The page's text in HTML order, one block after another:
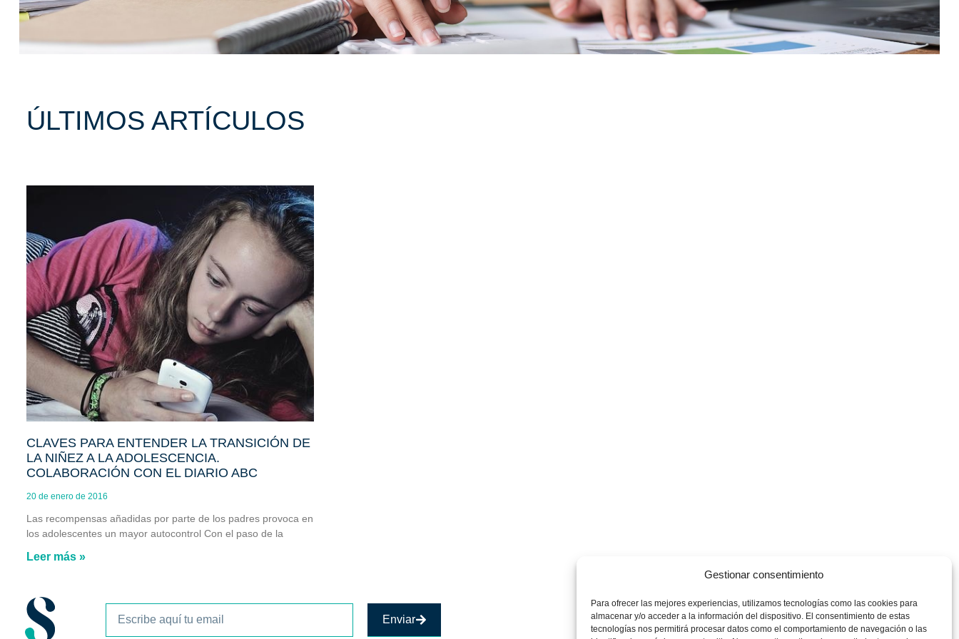
Gestionar consentimiento
Para ofrecer las mejores experiencias, utilizamos tecnologías como las cookies para
almacenar y/o acceder a la información del dispositivo. El consentimiento de estas
tecnologías nos permitirá procesar datos como el comportamiento de navegación o las
ÚLTIMOS ARTÍCULOS
CLAVES PARA ENTENDER LA TRANSICIÓN DE
LA NIÑEZ A LA ADOLESCENCIA.
COLABORACIÓN CON EL DIARIO ABC
20 de enero de 2016
Las recompensas añadidas por parte de los padres provoca en
los adolescentes un mayor autocontrol Con el paso de la
Leer más »
Enviar